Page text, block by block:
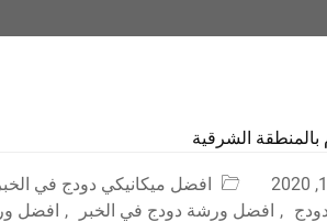
افضل ميكانيكي دودج في الخبر
, افضل ورشة دودج في الخبر , افضل